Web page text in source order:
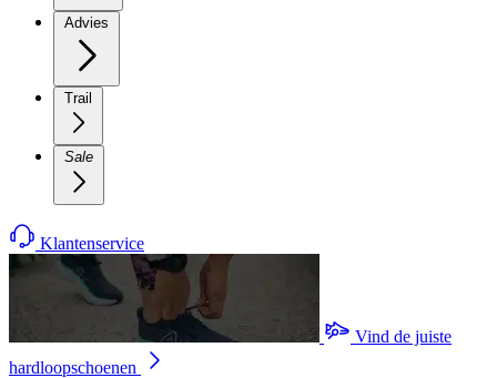
Advies
Trail
Sale
Klantenservice
Vind de juiste
hardloopschoenen